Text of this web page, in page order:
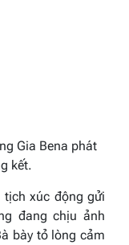
Gia Bena phát
kết.
tịch xúc động gửi
đang chịu ảnh
bày tỏ lòng cảm